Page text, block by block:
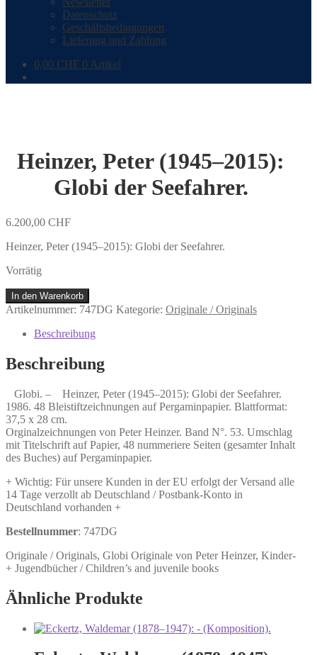
Datenschutz
Geschäftsbedingungen
Lieferung und Zahlung
0,00 CHF 0 Artikel
Heinzer, Peter (1945–2015):
Globi der Seefahrer.
6.200,00 CHF
Heinzer, Peter (1945–2015): Globi der Seefahrer.
Vorrätig
Heinzer,
Peter
2015):
der
Seefahrer.
In den Warenkorb
Artikelnummer: 747DG Kategorie: Originale / Originals
Beschreibung
Beschreibung
Globi. – Heinzer, Peter (1945–2015): Globi der Seefahrer.
1986. 48 Bleistiftzeichnungen auf Pergaminpapier. Blattformat:
37,5 x 28 cm.
Orginalzeichnungen von Peter Heinzer. Band N°. 53. Umschlag
mit Titelschrift auf Papier, 48 nummeriere Seiten (gesamter Inhalt
des Buches) auf Pergaminpapier.
+ Wichtig: Für unsere Kunden in der EU erfolgt der Versand alle
14 Tage verzollt ab Deutschland / Postbank-Konto in
Deutschland vorhanden +
Bestellnummer: 747DG
Originale / Originals, Globi Originale von Peter Heinzer, Kinder-
+ Jugendbücher / Children’s and juvenile books
Ähnliche Produkte